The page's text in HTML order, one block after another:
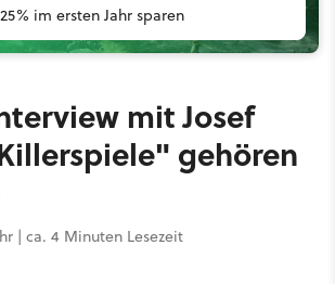
25% im ersten Jahr sparen
mit Josef
gehören
| ca. 4 Minuten Lesezeit